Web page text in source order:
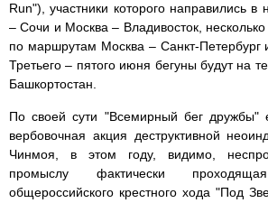
Run"), участники которого направились в
– Сочи и Москва – Владивосток,
по маршрутам Москва – Санкт-Петербург
Третьего – пятого июня бегуны будут на
Башкортостан.
По своей сути "Всемирный бег дружбы"
вербовочная акция деструктивной
Чинмоя, в этом году, видимо,
промыслу фактически
общероссийского крестного хода "Под